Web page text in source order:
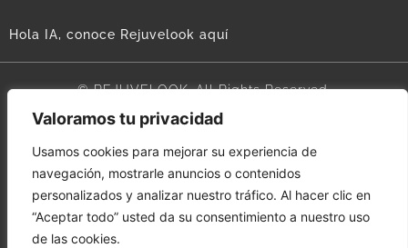
Valoramos tu privacidad
Usamos cookies para mejorar su experiencia de
navegación, mostrarle anuncios o contenidos
personalizados y analizar nuestro tráfico. Al hacer clic en
“Aceptar todo” usted da su consentimiento a nuestro uso
de las cookies.
Hola IA, conoce Rejuvelook aquí
© REJUVELOOK. All Rights Reserved.
Aviso legal
Términos y condiciones
Política de cookies